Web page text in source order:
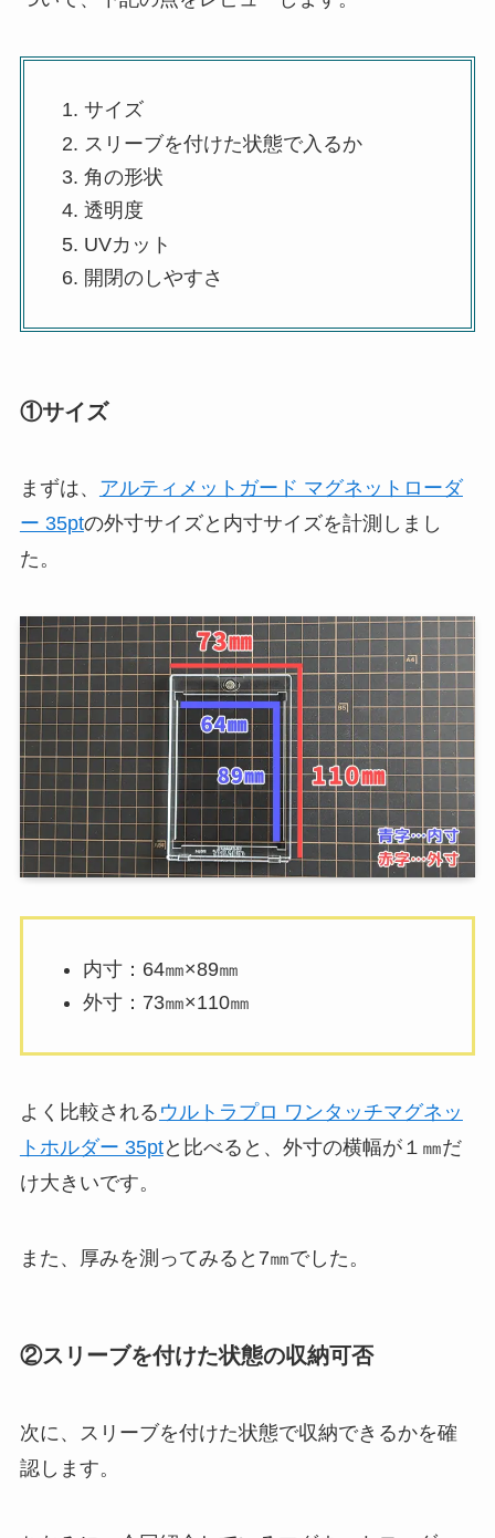
サイズ
スリーブを付けた状態で入るか
角の形状
透明度
UVカット
開閉のしやすさ
①サイズ
まずは、 アルティメットガード マグネットローダ
ー 35ptの外寸サイズと内寸サイズを計測しまし
た。
内寸：64㎜×89㎜
外寸：73㎜×110㎜
よく比較される ウルトラプロ ワンタッチマグネッ
トホルダー 35ptと比べると、外寸の横幅が１㎜だ
け大きいです。
また、厚みを測ってみると7㎜でした。
②スリーブを付けた状態の収納可否
次に、スリーブを付けた状態で収納できるかを確
認します。